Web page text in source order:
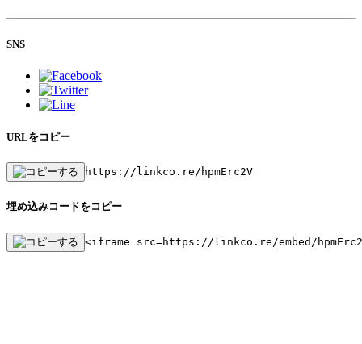
SNS
URLをコピー
https://linkco.re/hpmErc2V
埋め込みコードをコピー
<iframe src=https://linkco.re/embed/